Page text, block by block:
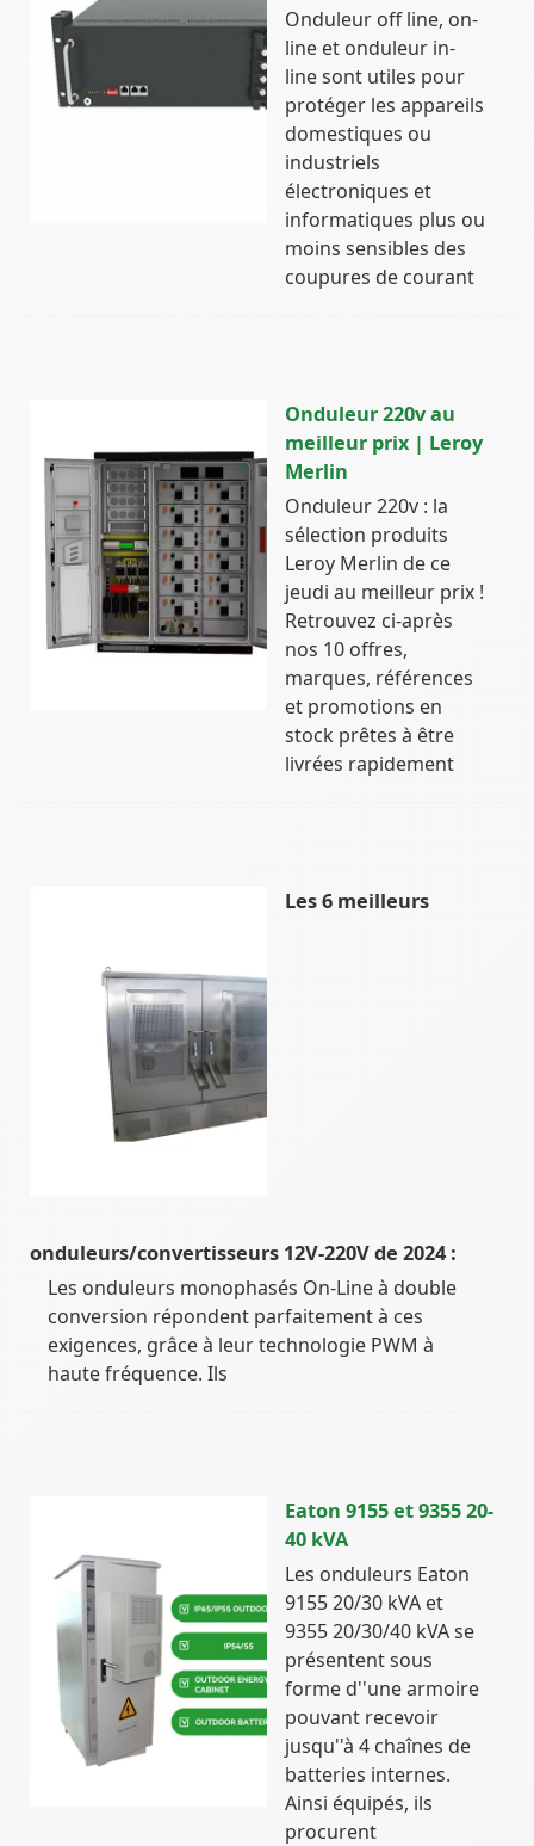
Onduleur off line, on-
line et onduleur in-
line sont utiles pour
protéger les appareils
domestiques ou
industriels
électroniques et
informatiques plus ou
moins sensibles des
coupures de courant
Onduleur 220v au
meilleur prix | Leroy
Merlin
Onduleur 220v : la
sélection produits
Leroy Merlin de ce
jeudi au meilleur prix !
Retrouvez ci-après
nos 10 offres,
marques, références
et promotions en
stock prêtes à être
livrées rapidement
Les 6 meilleurs
onduleurs/convertisseurs 12V-220V de 2024 :
Les onduleurs monophasés On-Line à double
conversion répondent parfaitement à ces
exigences, grâce à leur technologie PWM à
haute fréquence. Ils
Eaton 9155 et 9355 20-
40 kVA
Les onduleurs Eaton
9155 20/30 kVA et
9355 20/30/40 kVA se
présentent sous
forme d''une armoire
pouvant recevoir
jusqu''à 4 chaînes de
batteries internes.
Ainsi équipés, ils
procurent